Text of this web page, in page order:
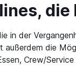
in der
die
Crew/